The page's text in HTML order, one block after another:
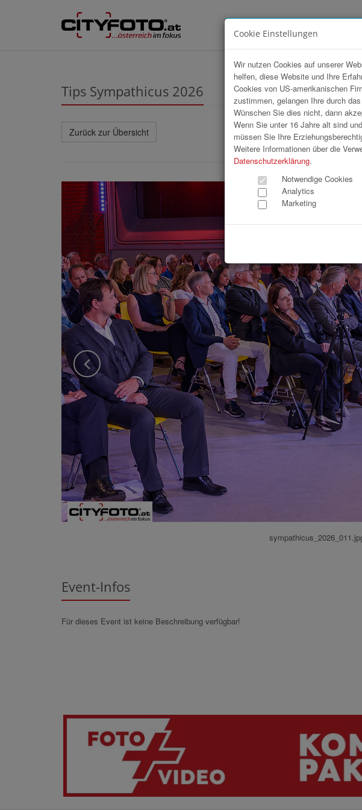
Tips Sympathicus 2026
Zurück zur Übersicht
Event-Infos
Für dieses Event ist keine Beschreibung verfügbar!
Cookie Einstellungen
Wir nutzen Cookies auf unserer
helfen, diese Website und Ihre
Cookies von US-amerikanischen
zustimmen, gelangen Ihre durch
Wünschen Sie dies nicht, dann
Wenn Sie unter 16 Jahre alt sind
müssen Sie Ihre
Weitere Informationen über die
Datenschutzerklärung.
Notwendige Cookies
Analytics
Marketing